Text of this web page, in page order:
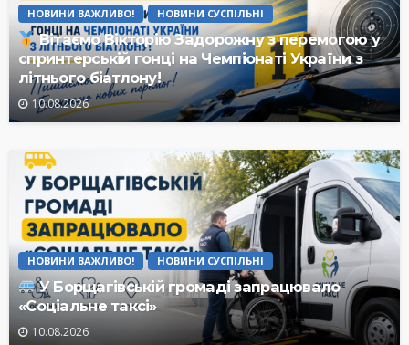
НОВИНИ ВАЖЛИВО! НОВИНИ СУСПІЛЬНІ
Вітаємо Вікторію Задорожну з перемогою у
спринтерській гонці на Чемпіонаті України з
літнього біатлону!
10.08.2026
НОВИНИ ВАЖЛИВО! НОВИНИ СУСПІЛЬНІ
У Борщагівській громаді запрацювало
«Соціальне таксі»
10.08.2026